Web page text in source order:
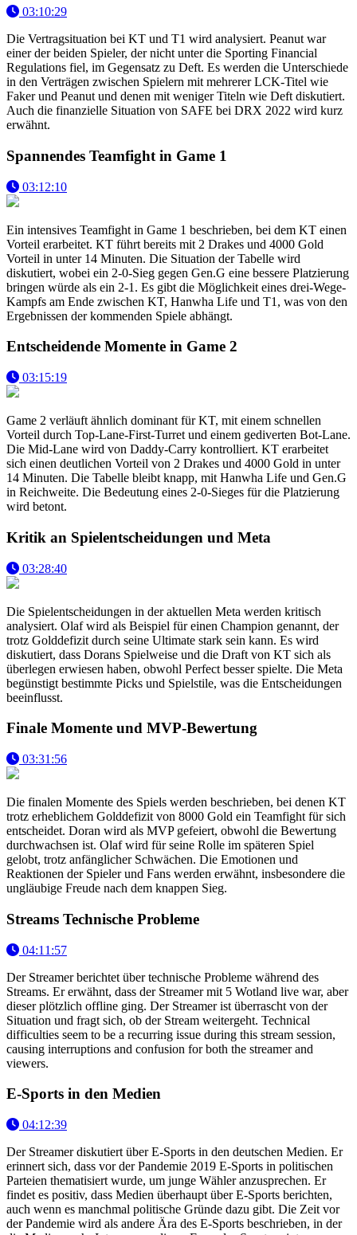
03:10:29
Die Vertragsituation bei KT und T1 wird analysiert. Peanut war
einer der beiden Spieler, der nicht unter die Sporting Financial
Regulations fiel, im Gegensatz zu Deft. Es werden die Unterschiede
in den Verträgen zwischen Spielern mit mehrerer LCK-Titel wie
Faker und Peanut und denen mit weniger Titeln wie Deft diskutiert.
Auch die finanzielle Situation von SAFE bei DRX 2022 wird kurz
erwähnt.
Spannendes Teamfight in Game 1
03:12:10
Ein intensives Teamfight in Game 1 beschrieben, bei dem KT einen
Vorteil erarbeitet. KT führt bereits mit 2 Drakes und 4000 Gold
Vorteil in unter 14 Minuten. Die Situation der Tabelle wird
diskutiert, wobei ein 2-0-Sieg gegen Gen.G eine bessere Platzierung
bringen würde als ein 2-1. Es gibt die Möglichkeit eines drei-Wege-
Kampfs am Ende zwischen KT, Hanwha Life und T1, was von den
Ergebnissen der kommenden Spiele abhängt.
Entscheidende Momente in Game 2
03:15:19
Game 2 verläuft ähnlich dominant für KT, mit einem schnellen
Vorteil durch Top-Lane-First-Turret und einem gediverten Bot-Lane.
Die Mid-Lane wird von Daddy-Carry kontrolliert. KT erarbeitet
sich einen deutlichen Vorteil von 2 Drakes und 4000 Gold in unter
14 Minuten. Die Tabelle bleibt knapp, mit Hanwha Life und Gen.G
in Reichweite. Die Bedeutung eines 2-0-Sieges für die Platzierung
wird betont.
Kritik an Spielentscheidungen und Meta
03:28:40
Die Spielentscheidungen in der aktuellen Meta werden kritisch
analysiert. Olaf wird als Beispiel für einen Champion genannt, der
trotz Golddefizit durch seine Ultimate stark sein kann. Es wird
diskutiert, dass Dorans Spielweise und die Draft von KT sich als
überlegen erwiesen haben, obwohl Perfect besser spielte. Die Meta
begünstigt bestimmte Picks und Spielstile, was die Entscheidungen
beeinflusst.
Finale Momente und MVP-Bewertung
03:31:56
Die finalen Momente des Spiels werden beschrieben, bei denen KT
trotz erheblichem Golddefizit von 8000 Gold ein Teamfight für sich
entscheidet. Doran wird als MVP gefeiert, obwohl die Bewertung
durchwachsen ist. Olaf wird für seine Rolle im späteren Spiel
gelobt, trotz anfänglicher Schwächen. Die Emotionen und
Reaktionen der Spieler und Fans werden erwähnt, insbesondere die
ungläubige Freude nach dem knappen Sieg.
Streams Technische Probleme
04:11:57
Der Streamer berichtet über technische Probleme während des
Streams. Er erwähnt, dass der Streamer mit 5 Wotland live war, aber
dieser plötzlich offline ging. Der Streamer ist überrascht von der
Situation und fragt sich, ob der Stream weitergeht. Technical
difficulties seem to be a recurring issue during this stream session,
causing interruptions and confusion for both the streamer and
viewers.
E-Sports in den Medien
04:12:39
Der Streamer diskutiert über E-Sports in den deutschen Medien. Er
erinnert sich, dass vor der Pandemie 2019 E-Sports in politischen
Parteien thematisiert wurde, um junge Wähler anzusprechen. Er
findet es positiv, dass Medien überhaupt über E-Sports berichten,
auch wenn es manchmal politische Gründe dazu gibt. Die Zeit vor
der Pandemie wird als andere Ära des E-Sports beschrieben, in der